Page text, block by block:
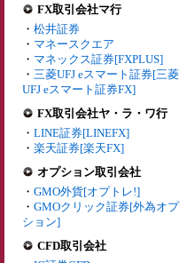
FX取引会社マ行
・ 松井証券
・ マネースクエア
・ マネックス証券[FXPLUS]
・ 三菱UFJ eスマート証券[三菱
UFJ eスマート証券FX]
FX取引会社ヤ・ラ・ワ行
・ LINE証券[LINEFX]
・ 楽天証券[楽天FX]
オプション取引会社
・ GMO外貨[オプトレ!]
・ GMOクリック証券[外為オプ
ション]
CFD取引会社